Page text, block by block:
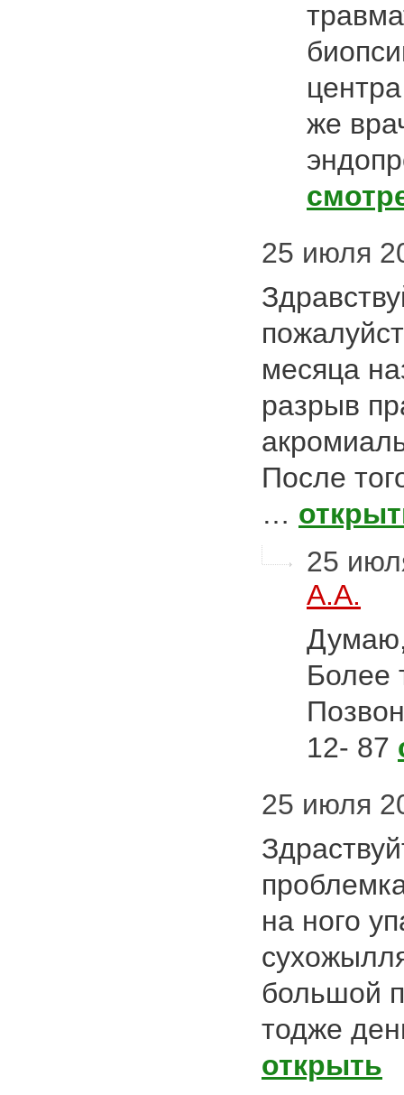
же
25 июля
месяца
разрыв
После
…
25
А.А.
Более
12- 87
25 июля
на ного
большой
тодже
открыть